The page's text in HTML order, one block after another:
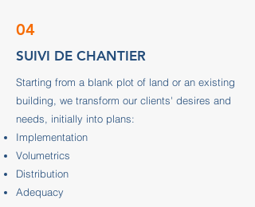
04
SUIVI DE CHANTIER
Starting from a blank plot of land or an existing
building, we transform our clients' desires and
needs, initially into plans:
Implementation
Volumetrics
Distribution
Adequacy